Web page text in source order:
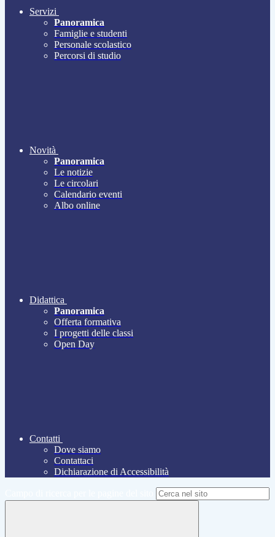
Servizi
Panoramica
Famiglie e studenti
Personale scolastico
Percorsi di studio
Novità
Panoramica
Le notizie
Le circolari
Calendario eventi
Albo online
Didattica
Panoramica
Offerta formativa
I progetti delle classi
Open Day
Contatti
Dove siamo
Contattaci
Dichiarazione di Accessibilità